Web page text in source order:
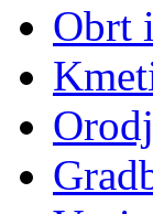
Obrt